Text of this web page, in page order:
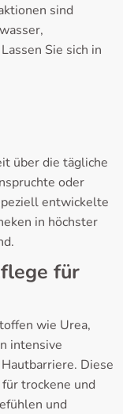
sind
Sie sich in
über die tägliche
oder
entwickelte
in höchster
für
wie Urea,
intensive
Diese
trockene und
und